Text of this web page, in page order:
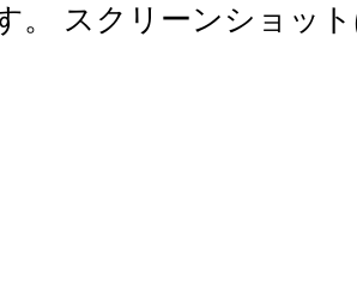
。 スクリーンショッ